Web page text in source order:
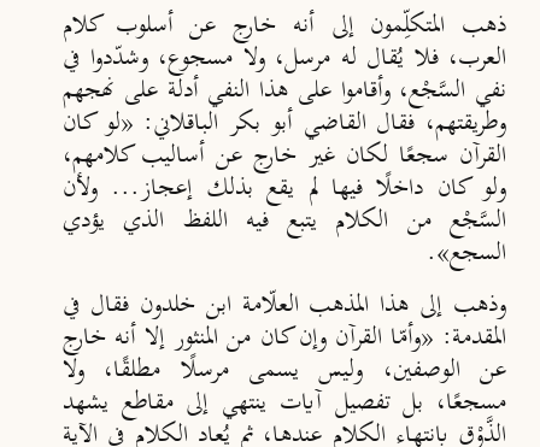
ذهب المتكلِّمون إلى أنه خارج عن أسلوب كلام
العرب، فلا يُقال له مرسل، ولا مسجوع، وشدّدوا في
نفي السَّجْع، وأقاموا على هذا النفي أدلة على نهجهم
وطريقتهم، فقال القاضي أبو بكر الباقلاني: «لو كان
القرآن سجعًا لكان غير خارج عن أساليب كلامهم،
ولو كان داخلًا فيها لم يقع بذلك إعجاز... ولأن
السَّجْع من الكلام يتبع فيه اللفظ الذي يؤدي
السجع».
وذهب إلى هذا المذهب العلّامة ابن خلدون فقال في
المقدمة: «وأمّا القرآن وإن كان من المنثور إلا أنه خارج
عن الوصفين، وليس يسمى مرسلًا مطلقًا، ولا
مسجعًا، بل تفصيل آيات ينتهي إلى مقاطع يشهد
الذَّوْق بانتهاء الكلام عندها، ثم يعاد الكلام في الآية